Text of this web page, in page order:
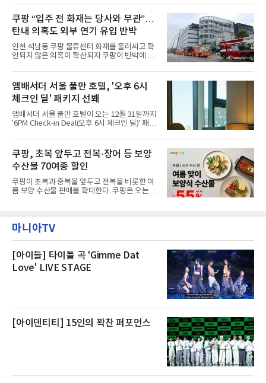
라 극장을 모티브로 한 데코레이션으로 구성됐
다. 무대 공간 및 티켓 박스
필먼트서비스(CFS)가 지난 28일부터 화재 피해
주민을 대상으로 전문 출장 청소서비스 지원에
나섬으로써 본격적인 지역사회 복구 작업이 시
작된 것이다.대피소 주민 중심 청소 접수, 첫날
부터 2가구 지원 완료CFS는 신현초등학교, 신
현북초등학교, 신현여자중학교 등 인천 서해구
관내 임시 대피소 3곳에서 체류해온 화재 피해
민들의 호응 속에 CFS는 즉시 행동에 나섰다. 지
난 28일 오후 전문 청소업체와
쿠팡 “입주 전 화재는 당사와 무관”…
탄내 의혹도 외부 연기 유입 반박
인천 석남동 쿠팡 물류센터 화재를 둘러싸고 확
인되지 않은 의혹이 확산되자 쿠팡이 반박에 나
에 대해서는 외부 화재 연기 유입이라고 설명했
고, 2023년 같은 물류센터에서 발생한 화재에
대해서도 쿠팡 입주 전 공사 과정에서 벌어진 일
이라며 선을 그었다.쿠팡은 21일 인천 물류센터
내부에서 불이 타는 냄새가 났다는 의혹과 관련
해 “사실무근”이라는 입장을 밝혔다.회사 측은
“인근에서 지난 15일 다른 회사에서 발생한 대
것으로 확인됐다”고 설명했다.이어 “정확한 화
재 원인은 추후 조사될
앰배서더 서울 풀만 호텔, '오후 6시
체크인 딜' 패키지 선봬
앰배서더 서울 풀만 호텔이 오는 12월 31일까지
'6PM Check-in Deal(오후 6시 체크인 딜)' 패키
으로 여유로운 저녁 시간부터 호텔 스테이를 시
작할 수 있도록 준비됐다.앰배서더 서울 풀만 호
텔 측은 “퇴근 후 또는 주말 도심 속에서 짧지만
온전한 휴식을 원하는 고객들에게 특별한 경험
을 제공한다”고 밝혔다.패키지는 디럭스와 이그
제큐티브 두 가지 타입으로 구성된다. 디럭스 패
키지는 객실 1박(룸 온리)으로 심플한 호캉스를
스 센터 사우나 2인 이용 혜택이 포함된다.특히
클럽 앰배서더 라운지
쿠팡, 초복 앞두고 전복·장어 등 보양
수산물 70여종 할인
쿠팡이 초복과 중복을 앞두고 전복을 비롯한 여
름 보양 수산물 판매를 확대한다. 쿠팡은 오는
우 등이 포함됐다. 쿠팡은 올해 큰 크기의 전복
생산량이 늘어난 점을 반영해 주요 산지 상품을
전복은 산지에서 채취한 뒤 전국으로 직송되는
방식으로 운영된다. 신선도가 중요한 상품인 만
큼 이르면 다음 날 오전 배송이 가능하도록 물류
마니아TV
[아이들] 타이틀 곡 'Gimme Dat
Love' LIVE STAGE
[아이덴티티] 15인의 꽉찬 퍼포먼스